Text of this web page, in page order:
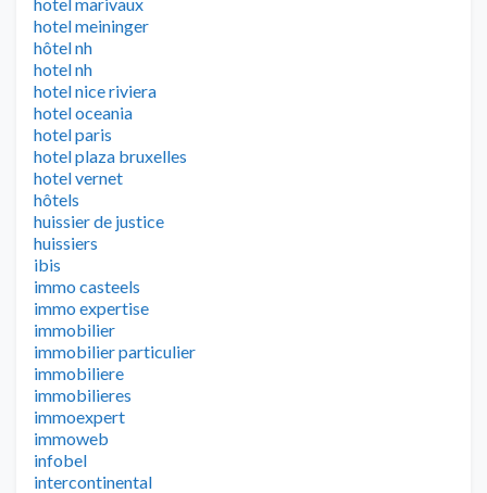
hotel meininger
hôtel nh
hotel nh
hotel nice riviera
hotel oceania
hotel paris
hotel plaza bruxelles
hotel vernet
hôtels
huissier de justice
huissiers
ibis
immo casteels
immo expertise
immobilier
immobilier particulier
immobiliere
immobilieres
immoexpert
immoweb
infobel
intercontinental